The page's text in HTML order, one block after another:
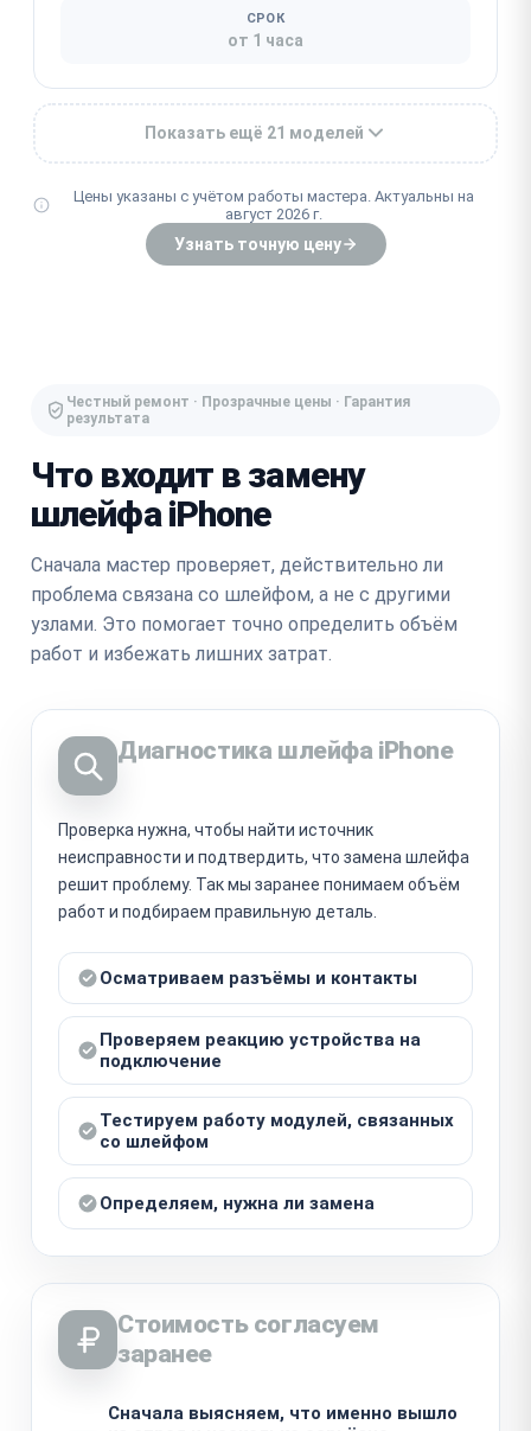
СРОК
от 1 часа
Показать ещё 21 моделей
Цены указаны с учётом работы мастера. Актуальны на
август 2026 г.
Узнать точную цену
Честный ремонт · Прозрачные цены · Гарантия
результата
Что входит в замену
шлейфа iPhone
Сначала мастер проверяет, действительно ли
проблема связана со шлейфом, а не с другими
узлами. Это помогает точно определить объём
работ и избежать лишних затрат.
Диагностика шлейфа iPhone
Проверка нужна, чтобы найти источник
неисправности и подтвердить, что замена шлейфа
решит проблему. Так мы заранее понимаем объём
работ и подбираем правильную деталь.
Осматриваем разъёмы и контакты
Проверяем реакцию устройства на
подключение
Тестируем работу модулей, связанных
со шлейфом
Определяем, нужна ли замена
Стоимость согласуем
заранее
Сначала выясняем, что именно вышло